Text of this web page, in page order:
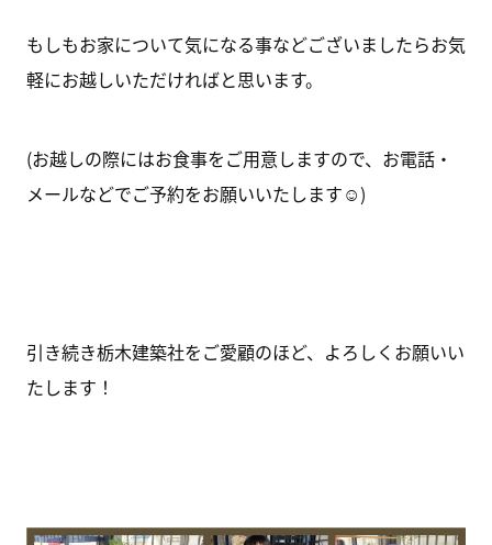
もしもお家について気になる事などございましたらお気
軽にお越しいただければと思います。
(お越しの際にはお食事をご用意しますので、お電話・
メールなどでご予約をお願いいたします☺)
引き続き栃木建築社をご愛顧のほど、よろしくお願いい
たします！